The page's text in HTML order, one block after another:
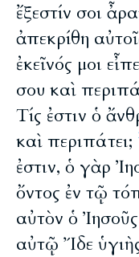
ἔξεστίν σοι
ἀπεκρίθη
ἐκεῖνός μοι
σου καὶ
Τίς ἐστιν ὁ
καὶ περιπάτει;
ἐστιν, ὁ γὰρ
ὄντος ἐν τῷ
αὐτὸν ὁ
αὐτῷ Ἴδε